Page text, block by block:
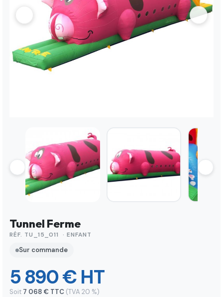
Tunnel Ferme
RÉF. TU_15_011 · ENFANT
Sur commande
5 890 € HT
Soit 7 068 € TTC (TVA 20 %)